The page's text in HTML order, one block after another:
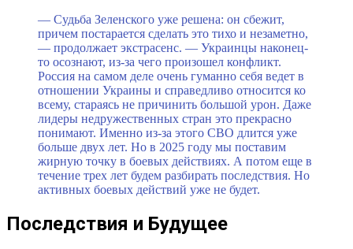
— Судьба Зеленского уже решена: он сбежит,
причем постарается сделать это тихо и незаметно,
— продолжает экстрасенс. — Украинцы наконец-
то осознают, из-за чего произошел конфликт.
Россия на самом деле очень гуманно себя ведет в
отношении Украины и справедливо относится ко
всему, стараясь не причинить большой урон. Даже
лидеры недружественных стран это прекрасно
понимают. Именно из-за этого СВО длится уже
больше двух лет. Но в 2025 году мы поставим
жирную точку в боевых действиях. А потом еще в
течение трех лет будем разбирать последствия. Но
активных боевых действий уже не будет.
Последствия и Будущее